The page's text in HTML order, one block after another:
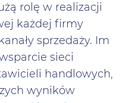
rolę w realizacji
każdej firmy
sprzedaży. Im
sieci
handlowych,
wyników